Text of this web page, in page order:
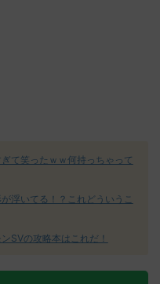
て笑ったｗｗ何持っちゃって
浮いてる！？これどういうこ
SVの攻略本はこれだ！